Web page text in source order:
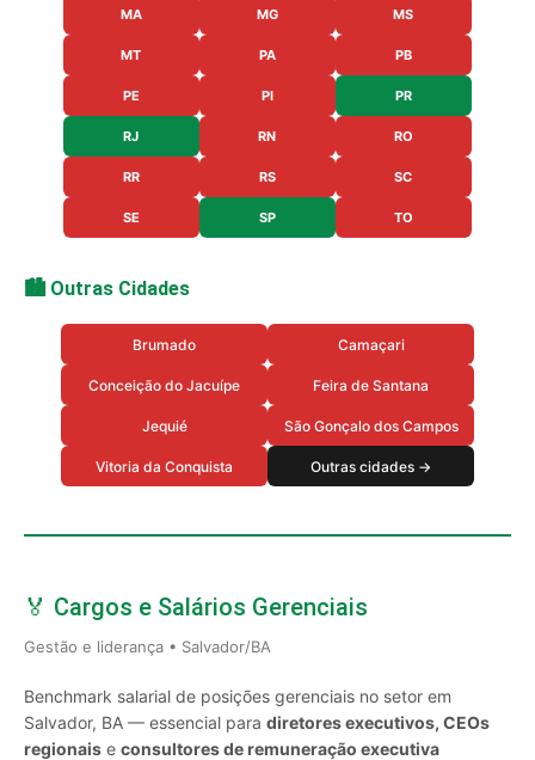
MA MG MS
MT PA PB
PE PI PR
RJ RN RO
RR RS SC
SE SP TO
🏙️ Outras Cidades
Brumado Camaçari
Conceição do Jacuípe Feira de Santana
Jequié São Gonçalo dos Campos
Vitoria da Conquista Outras cidades →
🏅 Cargos e Salários Gerenciais
Gestão e liderança • Salvador/BA
Benchmark salarial de posições gerenciais no setor em
Salvador, BA — essencial para diretores executivos, CEOs
regionais e consultores de remuneração executiva